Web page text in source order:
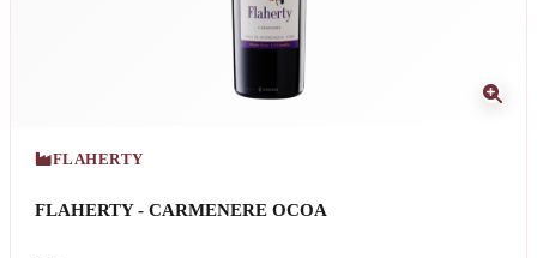
FLAHERTY
FLAHERTY - CARMENERE OCOA